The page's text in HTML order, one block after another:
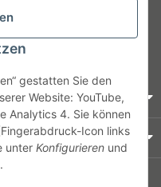
gestatten Sie den
Website: YouTube,
Analytics 4. Sie können
Icon links
unter Konfigurieren und
.